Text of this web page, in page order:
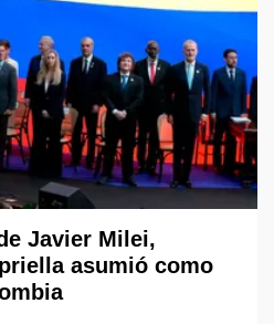
Javier Milei,
asumió como